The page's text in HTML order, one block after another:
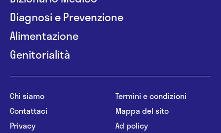
Diagnosi e Prevenzione
Alimentazione
Genitorialità
Chi siamo
Contattaci
Privacy
Termini e condizioni
Mappa del sito
Ad policy